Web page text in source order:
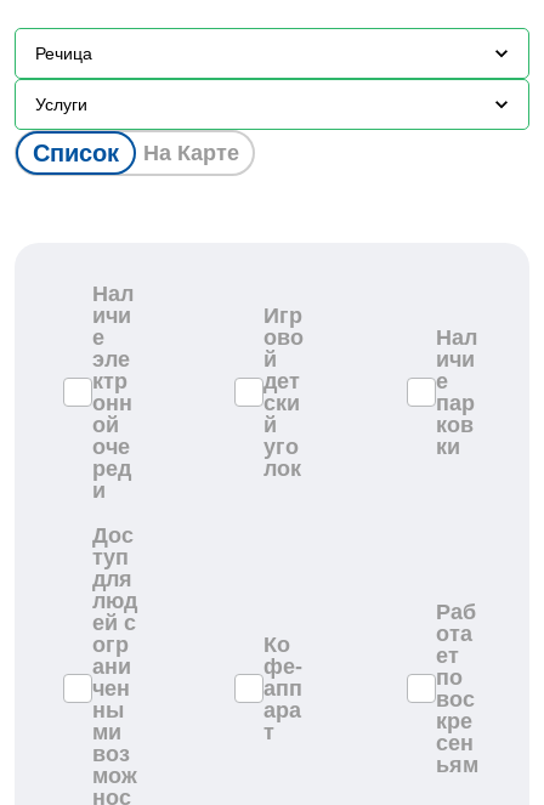
Речица
Услуги
Список На Карте
Нал
ичи
е
эле
ктр
онн
ой
оче
ред
и
Игр
ово
й
дет
ски
й
уго
лок
Нал
ичи
е
пар
ков
ки
Дос
туп
для
люд
ей с
огр
ани
чен
ны
ми
воз
мож
нос
Ко
фе-
апп
ара
т
Раб
ота
ет
по
вос
кре
сен
ьям